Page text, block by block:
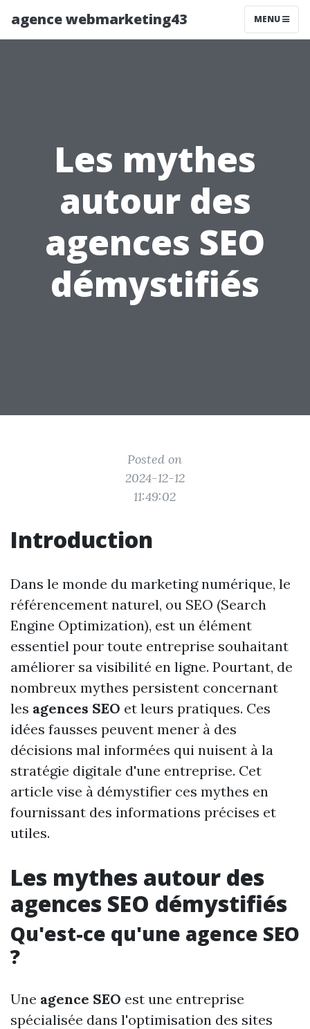
agence webmarketing43 MENU
Les mythes
autour des
agences SEO
démystifiés
Posted on
2024-12-12
11:49:02
Introduction
Dans le monde du marketing numérique, le
référencement naturel, ou SEO (Search
Engine Optimization), est un élément
essentiel pour toute entreprise souhaitant
améliorer sa visibilité en ligne. Pourtant, de
nombreux mythes persistent concernant
les agences SEO et leurs pratiques. Ces
idées fausses peuvent mener à des
décisions mal informées qui nuisent à la
stratégie digitale d'une entreprise. Cet
article vise à démystifier ces mythes en
fournissant des informations précises et
utiles.
Les mythes autour des
agences SEO démystifiés
Qu'est-ce qu'une agence SEO
?
Une agence SEO est une entreprise
spécialisée dans l'optimisation des sites